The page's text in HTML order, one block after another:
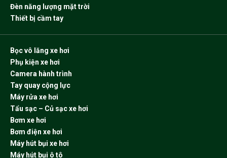
Đèn năng lượng mặt trời
Thiết bị cầm tay
Bọc vô lăng xe hơi
Phụ kiện xe hơi
Camera hành trình
Tay quay cộng lực
Máy rửa xe hơi
Tẩu sạc – Củ sạc xe hơi
Bơm xe hơi
Bơm điện xe hơi
Máy hút bụi xe hơi
Máy hút bụi ô tô